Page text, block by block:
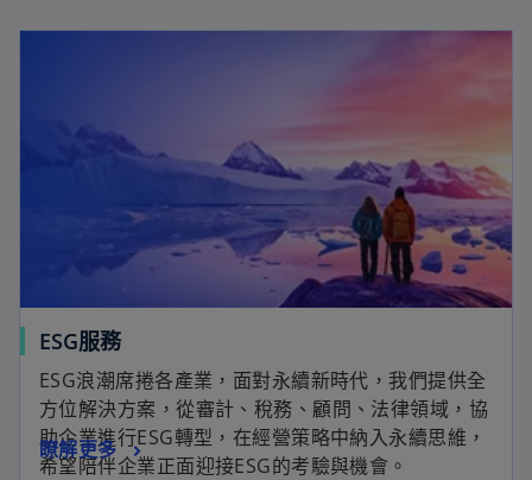
ESG服務
ESG浪潮席捲各產業，面對永續新時代，我們提供全
方位解決方案，從審計、稅務、顧問、法律領域，協
助企業進行ESG轉型，在經營策略中納入永續思維，
希望陪伴企業正面迎接ESG的考驗與機會。
瞭解更多